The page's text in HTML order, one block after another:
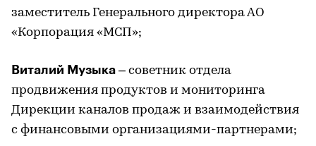
заместитель Генерального директора АО
«Корпорация «МСП»;
Виталий Музыка – советник отдела
продвижения продуктов и мониторинга
Дирекции каналов продаж и взаимодействия
с финансовыми организациями-партнерами;